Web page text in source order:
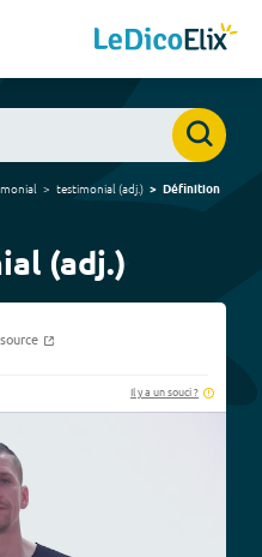
testimonial (adj.) Définition
(adj.)
source
Il y a un souci ?